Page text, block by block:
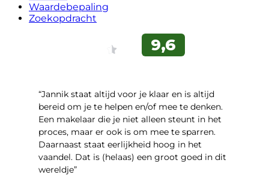
Waardebepaling
Zoekopdracht
“Jannik staat altijd voor je klaar en is altijd
bereid om je te helpen en/of mee te denken.
Een makelaar die je niet alleen steunt in het
proces, maar er ook is om mee te sparren.
Daarnaast staat eerlijkheid hoog in het
vaandel. Dat is (helaas) een groot goed in dit
wereldje”